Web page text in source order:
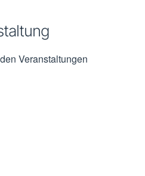
Veranstaltungen